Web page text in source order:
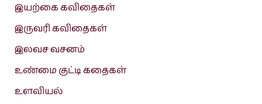
இயற்கை கவிதைகள்
இருவரி கவிதைகள்
இலவச வசனம்
உண்மை குட்டி கதைகள்
உளவியல்